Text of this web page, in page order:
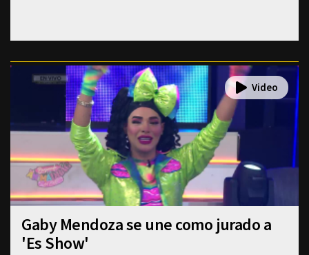
Gaby Mendoza se une como jurado a
'Es Show'